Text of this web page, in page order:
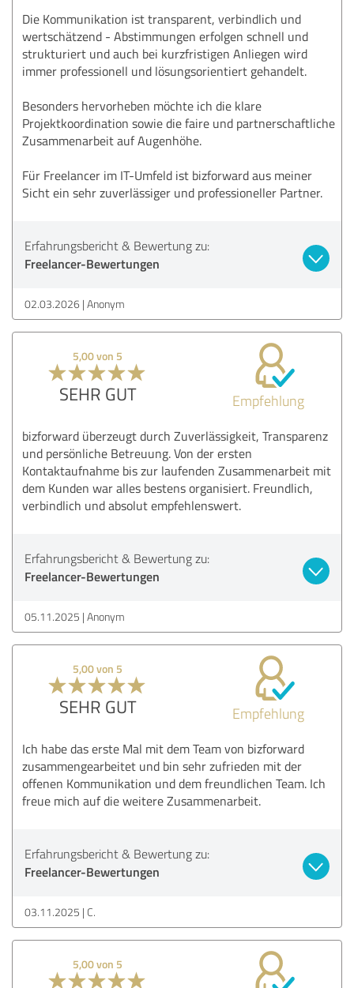
Die Kommunikation ist transparent, verbindlich und
wertschätzend - Abstimmungen erfolgen schnell und
strukturiert und auch bei kurzfristigen Anliegen wird
immer professionell und lösungsorientiert gehandelt.
Besonders hervorheben möchte ich die klare
Projektkoordination sowie die faire und partnerschaftliche
Zusammenarbeit auf Augenhöhe.
Für Freelancer im IT-Umfeld ist bizforward aus meiner
Sicht ein sehr zuverlässiger und professioneller Partner.
Erfahrungsbericht & Bewertung zu:
Freelancer-Bewertungen
02.03.2026 Anonym
5,00 von 5
SEHR GUT Empfehlung
bizforward überzeugt durch Zuverlässigkeit, Transparenz
und persönliche Betreuung. Von der ersten
Kontaktaufnahme bis zur laufenden Zusammenarbeit mit
dem Kunden war alles bestens organisiert. Freundlich,
verbindlich und absolut empfehlenswert.
Erfahrungsbericht & Bewertung zu:
Freelancer-Bewertungen
05.11.2025 Anonym
5,00 von 5
SEHR GUT Empfehlung
Ich habe das erste Mal mit dem Team von bizforward
zusammengearbeitet und bin sehr zufrieden mit der
offenen Kommunikation und dem freundlichen Team. Ich
freue mich auf die weitere Zusammenarbeit.
Erfahrungsbericht & Bewertung zu:
Freelancer-Bewertungen
03.11.2025 C.
5,00 von 5